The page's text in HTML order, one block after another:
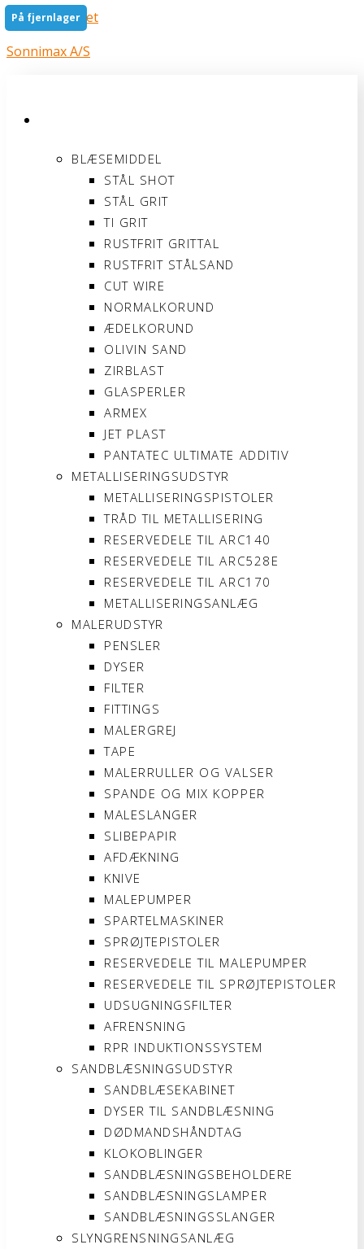
Gå til indholdet
Sonnimax A/S
BLÆSEMIDDEL
STÅL SHOT
STÅL GRIT
TI GRIT
RUSTFRIT GRITTAL
RUSTFRIT STÅLSAND
CUT WIRE
NORMALKORUND
ÆDELKORUND
OLIVIN SAND
ZIRBLAST
GLASPERLER
ARMEX
JET PLAST
PANTATEC ULTIMATE ADDITIV
METALLISERINGSUDSTYR
METALLISERINGSPISTOLER
TRÅD TIL METALLISERING
RESERVEDELE TIL ARC140
RESERVEDELE TIL ARC528E
RESERVEDELE TIL ARC170
METALLISERINGSANLÆG
MALERUDSTYR
PENSLER
DYSER
FILTER
FITTINGS
MALERGREJ
TAPE
MALERRULLER OG VALSER
SPANDE OG MIX KOPPER
MALESLANGER
SLIBEPAPIR
AFDÆKNING
KNIVE
MALEPUMPER
SPARTELMASKINER
SPRØJTEPISTOLER
RESERVEDELE TIL MALEPUMPER
RESERVEDELE TIL SPRØJTEPISTOLER
UDSUGNINGSFILTER
AFRENSNING
RPR INDUKTIONSSYSTEM
SANDBLÆSNINGSUDSTYR
SANDBLÆSEKABINET
DYSER TIL SANDBLÆSNING
DØDMANDSHÅNDTAG
KLOKOBLINGER
SANDBLÆSNINGSBEHOLDERE
SANDBLÆSNINGSLAMPER
SANDBLÆSNINGSSLANGER
SLYNGRENSNINGSANLÆG
På fjernlager